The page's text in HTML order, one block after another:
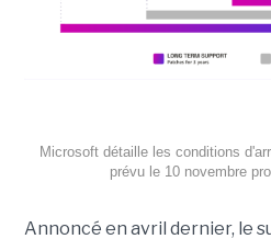
Microsoft détaille les conditions
prévu le 10 novembre
Annoncé en avril dernier, le